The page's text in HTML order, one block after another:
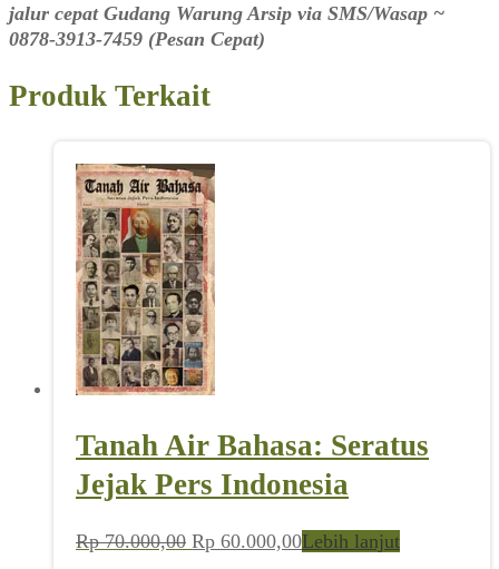
jalur cepat Gudang Warung Arsip via SMS/Wasap ~
0878-3913-7459 (Pesan Cepat)
Produk Terkait
Tanah Air Bahasa: Seratus
Jejak Pers Indonesia
Rp70.000,00 Harga
Rp 60.000,00Harga
Lebih lanjut